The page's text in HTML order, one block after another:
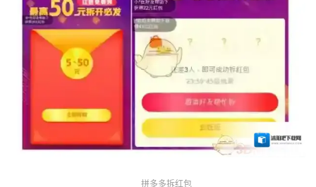
拼多多拆红包